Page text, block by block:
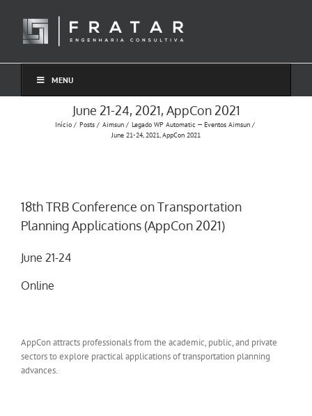
conteúdo
MENU
June 21-24, 2021, AppCon 2021
Início Posts Aimsun
Legado WP Automatic — Eventos Aimsun
June 21-24, 2021, AppCon 2021
18th TRB Conference on Transportation
Planning Applications (AppCon 2021)
June 21-24
Online
AppCon attracts professionals from the academic, public, and private
sectors to explore practical applications of transportation planning
advances.